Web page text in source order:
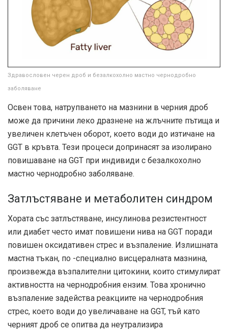
Здравословен черен дроб и безалкохолно мастно чернодробно
заболяване
Освен това, натрупването на мазнини в черния дроб
може да причини леко дразнене на жлъчните пътища и
увеличен клетъчен оборот, което води до изтичане на
GGT в кръвта. Тези процеси допринасят за изолирано
повишаване на GGT при индивиди с безалкохолно
мастно чернодробно заболяване.
Затлъстяване и метаболитен синдром
Хората със затлъстяване, инсулинова резистентност
или диабет често имат повишени нива на GGT поради
повишен оксидативен стрес и възпаление. Излишната
мастна тъкан, по -специално висцералната мазнина,
произвежда възпалителни цитокини, които стимулират
активността на чернодробния ензим. Това хронично
възпаление задейства реакциите на чернодробния
стрес, което води до увеличаване на GGT, тъй като
черният дроб се опитва да неутрализира